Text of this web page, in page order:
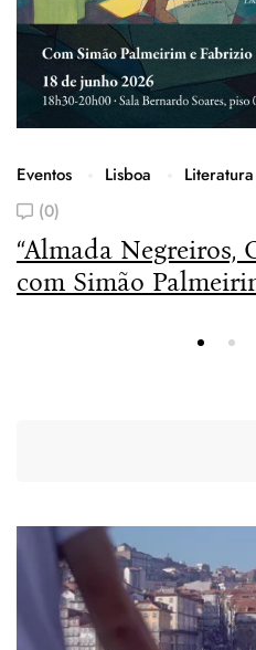
Eventos Lisboa Literatura
(0)
“Almada Negreiros,
com Simão